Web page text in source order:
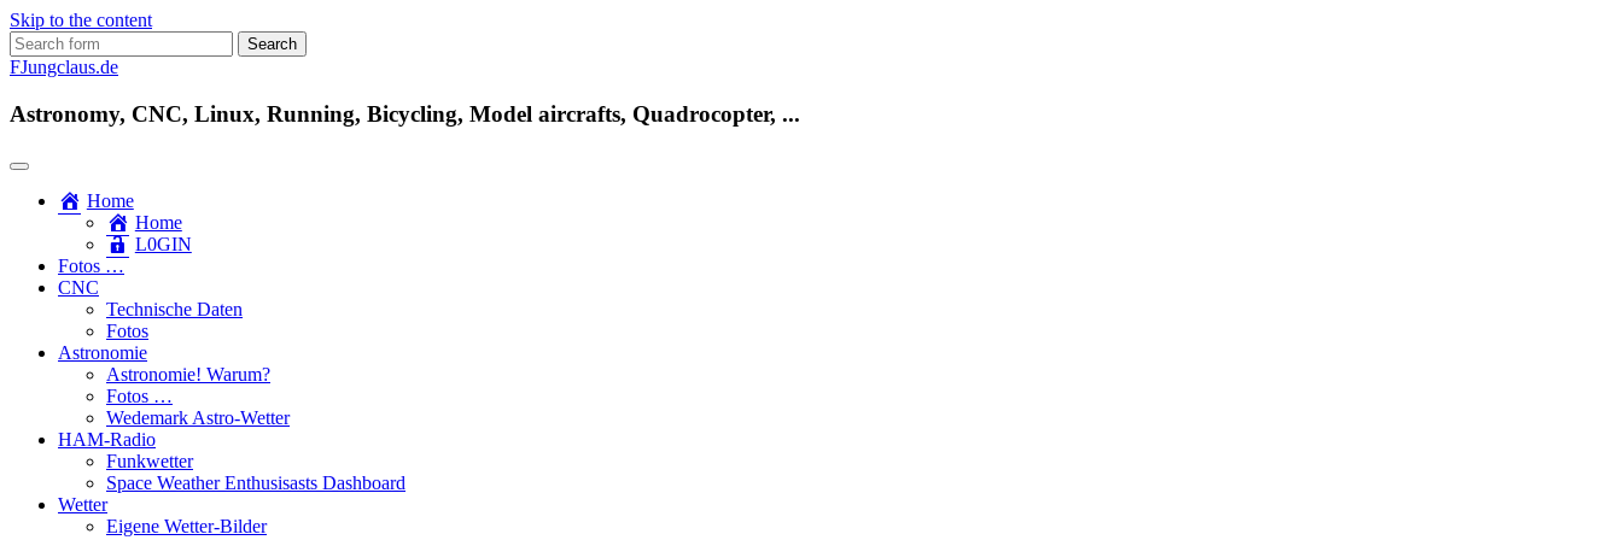
Skip to the content
Search
for:
FJungclaus.de
Astronomy, CNC, Linux, Running, Bicycling, Model aircrafts, Quadrocopter, ...
Home
Home
L​0​​GIN
Fotos …
CNC
Technische Daten
Fotos
Astronomie
Astronomie! Warum?
Fotos …
Wedemark Astro-Wetter
HAM-Radio
Funkwetter
Space Weather Enthusisasts Dashboard
Wetter
Eigene Wetter-Bilder